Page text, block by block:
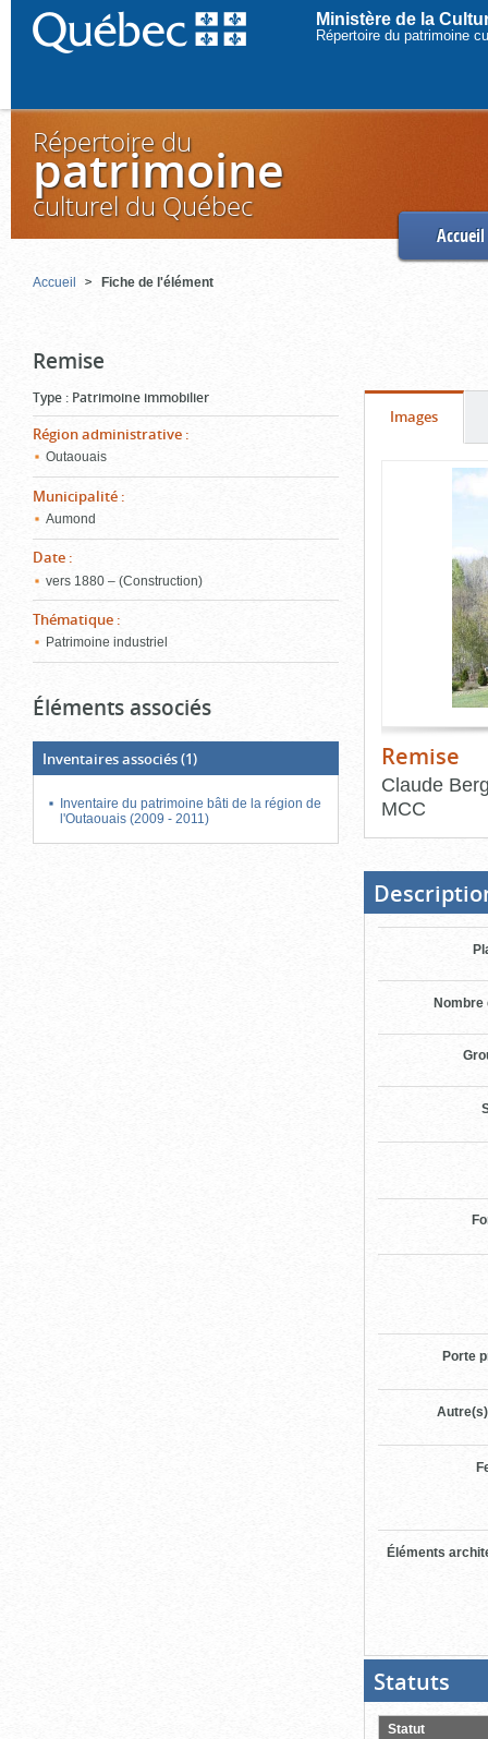
Ministère de la
Répertoire du patrimoine
Répertoire du
patrimoine
culturel du Québec
Accueil
Accueil Fiche de l'élément
Remise
Type : Patrimoine immobilier
Région administrative :
Outaouais
Municipalité :
Aumond
Date :
vers 1880 – (Construction)
Thématique :
Patrimoine industriel
Éléments associés
Inventaires associés(1)
Inventaire du patrimoine bâti de la région de
l'Outaouais (2009 - 2011)
Onglet
Images(cliquer
pour
voir
Contenu
Remise
Claude
MCC
bloc
d'onglets
Nombre
Porte
Éléments
Statuts
pour
Statut